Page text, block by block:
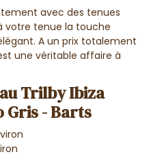
avec des tenues
votre tenue la touche
A un prix totalement
une véritable affaire à
Trilby Ibiza
Gris - Barts